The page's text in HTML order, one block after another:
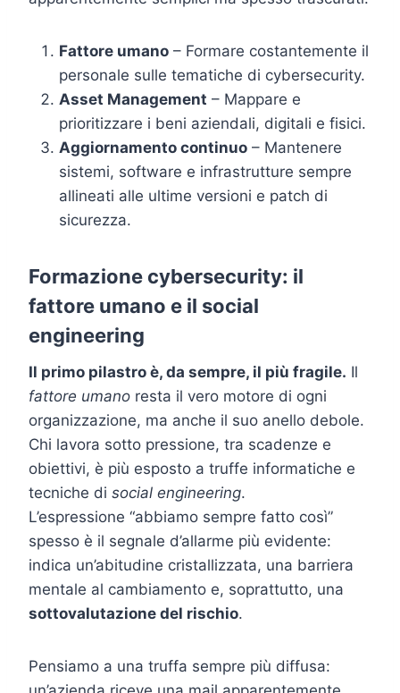
Fattore umano – Formare costantemente il
personale sulle tematiche di cybersecurity.
Asset Management – Mappare e
prioritizzare i beni aziendali, digitali e fisici.
Aggiornamento continuo – Mantenere
sistemi, software e infrastrutture sempre
allineati alle ultime versioni e patch di
sicurezza.
Formazione cybersecurity: il
fattore umano e il social
engineering
Il primo pilastro è, da sempre, il più fragile. Il
fattore umano resta il vero motore di ogni
organizzazione, ma anche il suo anello debole.
Chi lavora sotto pressione, tra scadenze e
obiettivi, è più esposto a truffe informatiche e
tecniche di social engineering.
L’espressione “abbiamo sempre fatto così”
spesso è il segnale d’allarme più evidente:
indica un’abitudine cristallizzata, una barriera
mentale al cambiamento e, soprattutto, una
sottovalutazione del rischio.
Pensiamo a una truffa sempre più diffusa: